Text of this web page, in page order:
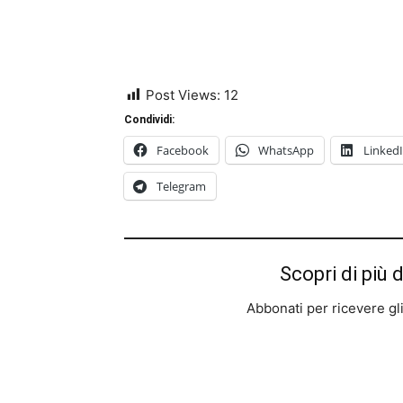
Post Views: 12
Condividi:
Facebook WhatsApp
Telegram
Scopri di più
Abbonati per ricevere